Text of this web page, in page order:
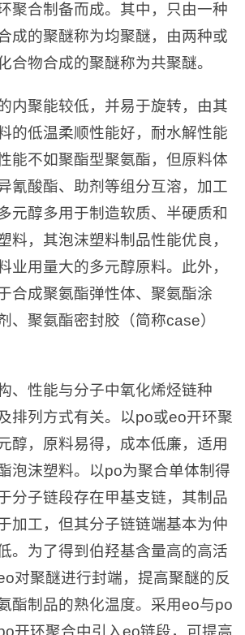
聚合制备而成。其中，只由一种
成的聚醚称为均聚醚，由两种或
合物合成的聚醚称为共聚醚。
内聚能较低，并易于旋转，由其
的低温柔顺性能好，耐水解性能
能不如聚酯型聚氨酯，但原料体
氰酸酯、助剂等组分互溶，加工
元醇多用于制造软质、半硬质和
料，其泡沫塑料制品性能优良，
业用量大的多元醇原料。此外，
合成聚氨酯弹性体、聚氨酯涂
、聚氨酯密封胶（简称case）
、性能与分子中氧化烯烃链种
排列方式有关。以po或eo开环聚
醇，原料易得，成本低廉，适用
泡沫塑料。以po为聚合单体制得
分子链段存在甲基支链，其制品
加工，但其分子链链端基本为仲
。为了得到伯羟基含量高的高活
对聚醚进行封端，提高聚醚的反
酯制品的熟化温度。采用eo与po